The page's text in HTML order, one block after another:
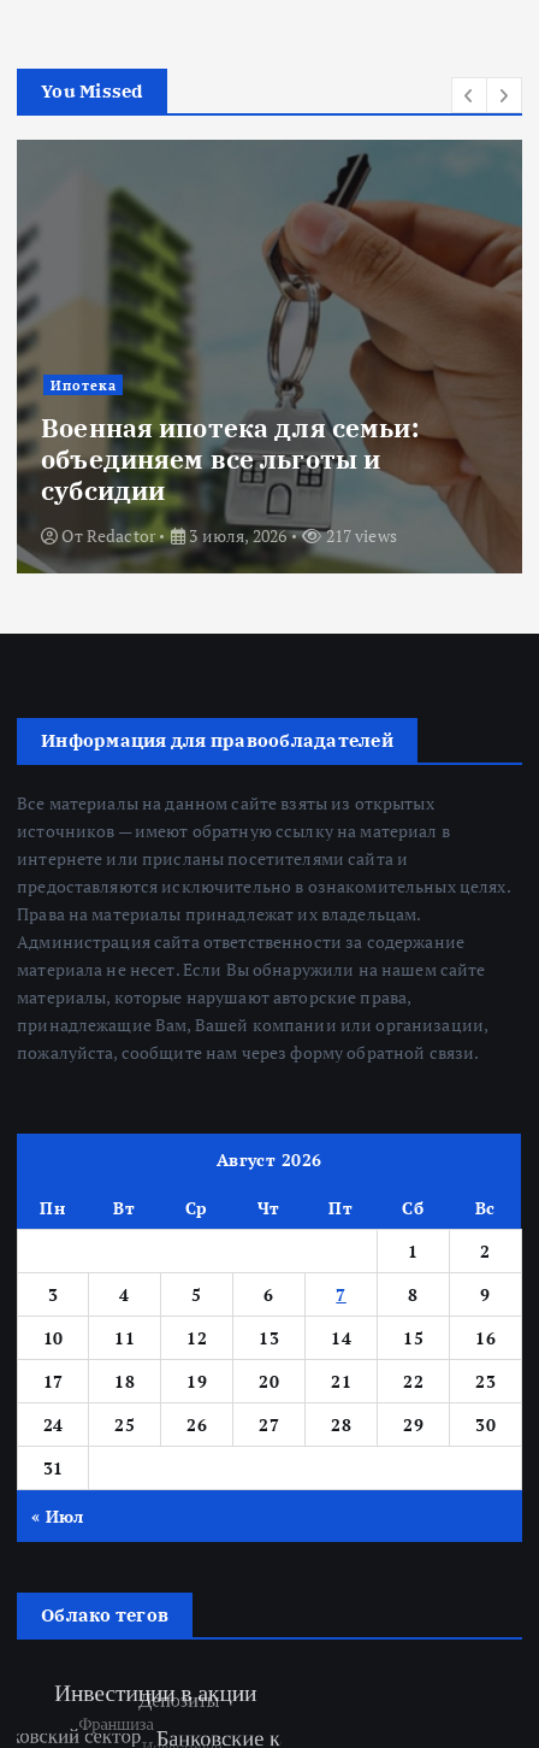
You Missed
Ипотека
Военная ипотека для семьи:
объединяем все льготы и
субсидии
ОтRedactor 3 июля, 2026 217 views
Информация для правообладателей
Все материалы на данном сайте взяты из открытых
источников — имеют обратную ссылку на материал в
интернете или присланы посетителями сайта и
предоставляются исключительно в ознакомительных целях.
Права на материалы принадлежат их владельцам.
Администрация сайта ответственности за содержание
материала не несет. Если Вы обнаружили на нашем сайте
материалы, которые нарушают авторские права,
принадлежащие Вам, Вашей компании или организации,
пожалуйста, сообщите нам через форму обратной связи.
Август 2026
Пн Вт Ср Чт Пт Сб
Вс
1
2
3
4 5 6 7 8
9
10
11 12 13 14 15
16
17
18 19 20 21 22
23
24
25 26 27 28 29
30
31
« Июл
Облако тегов